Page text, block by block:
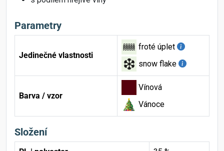
Parametry
Jedinečné vlastnosti
froté úplet
snow flake
Barva / vzor
Vínová
Vánoce
Složení